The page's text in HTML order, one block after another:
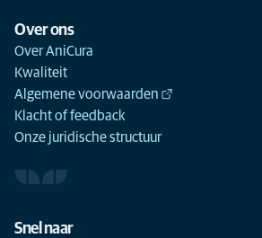
Over ons
Over AniCura
Kwaliteit
Algemene voorwaarden
Klacht of feedback
Onze juridische structuur
Snel naar